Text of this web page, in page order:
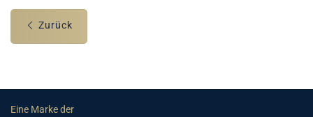
Zurück
Eine Marke der